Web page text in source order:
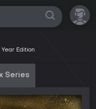
Edition
Series